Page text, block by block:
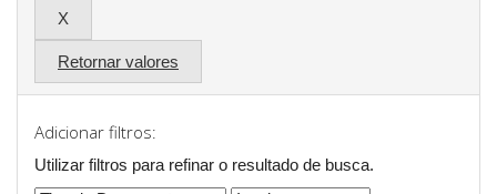
Retornar valores
Adicionar filtros:
Utilizar filtros para refinar o resultado de busca.